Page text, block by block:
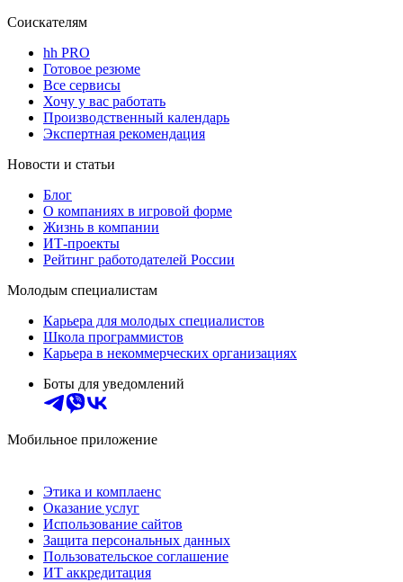
Соискателям
hh PRO
Готовое резюме
Все сервисы
Хочу у вас работать
Производственный календарь
Экспертная рекомендация
Новости и статьи
Блог
О компаниях в игровой форме
Жизнь в компании
ИТ-проекты
Рейтинг работодателей России
Молодым специалистам
Карьера для молодых специалистов
Школа программистов
Карьера в некоммерческих организациях
Боты для уведомлений
Мобильное приложение
Этика и комплаенс
Оказание услуг
Использование сайтов
Защита персональных данных
Пользовательское соглашение
ИТ аккредитация